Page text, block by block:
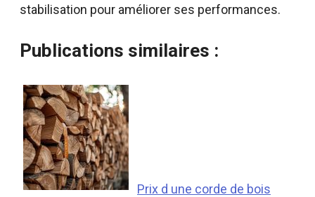
stabilisation pour améliorer ses performances.
Publications similaires :
Prix d une corde de bois